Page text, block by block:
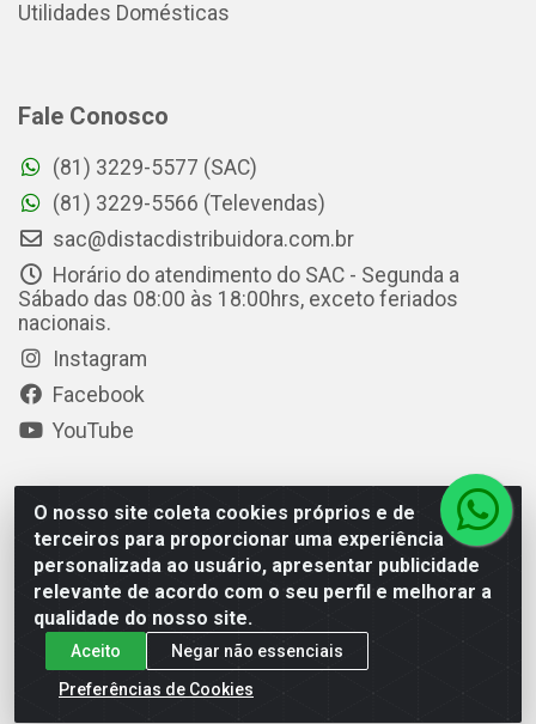
O nosso site coleta cookies próprios e de
terceiros para proporcionar uma experiência
personalizada ao usuário, apresentar publicidade
relevante de acordo com o seu perfil e melhorar a
qualidade do nosso site.
Aceito
Negar não essenciais
Preferências de Cookies
Utilidades Domésticas
Fale Conosco
(81) 3229-5577 (SAC)
(81) 3229-5566 (Televendas)
sac@distacdistribuidora.com.br
Horário do atendimento do SAC - Segunda a
Sábado das 08:00 às 18:00hrs, exceto feriados
nacionais.
Instagram
Facebook
YouTube
Distac Distribuidora - Av. Durval de Góes Monteiro, 7049 -
Jardim Petrópolis - Maceió/AL - CEP 57061-000 - CNPJ
08.072.649/0001-20